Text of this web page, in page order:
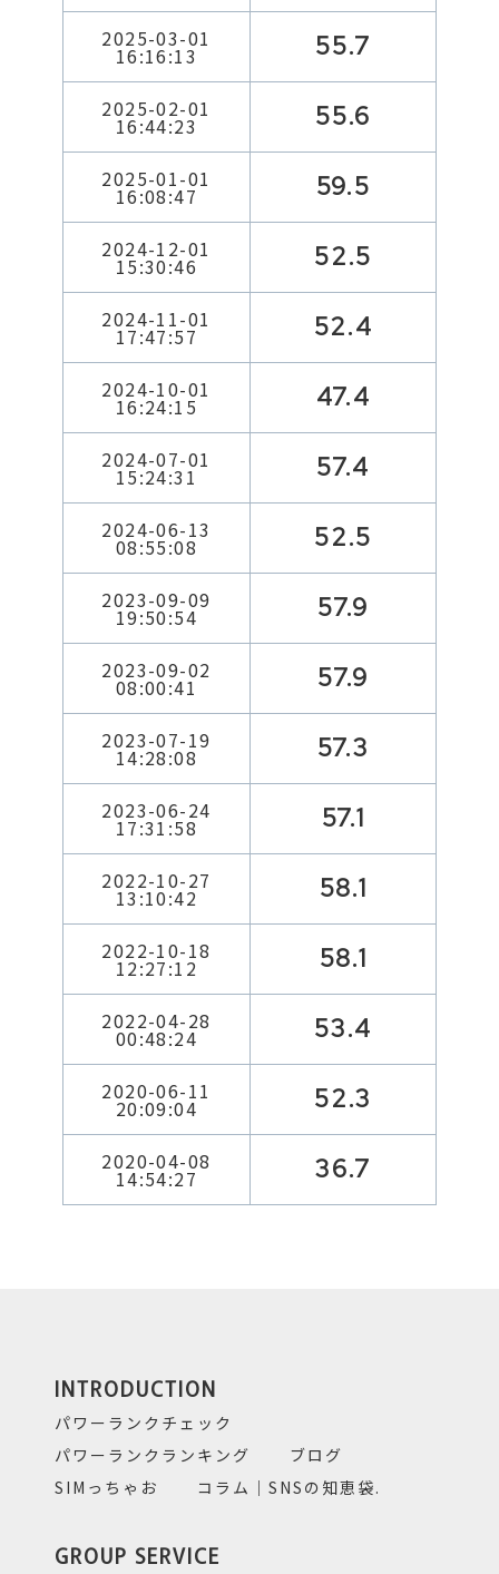
2025-03-01
16:16:13 55.7
2025-02-01
16:44:23 55.6
2025-01-01
16:08:47 59.5
2024-12-01
15:30:46 52.5
2024-11-01
17:47:57 52.4
2024-10-01
16:24:15 47.4
2024-07-01
15:24:31 57.4
2024-06-13
08:55:08 52.5
2023-09-09
19:50:54 57.9
2023-09-02
08:00:41 57.9
2023-07-19
14:28:08 57.3
2023-06-24
17:31:58 57.1
2022-10-27
13:10:42 58.1
2022-10-18
12:27:12 58.1
2022-04-28
00:48:24 53.4
2020-06-11
20:09:04 52.3
2020-04-08
14:54:27 36.7
INTRODUCTION
パワーランクチェック
パワーランクランキング
ブログ
SIMっちゃお
コラム｜SNSの知恵袋.
GROUP SERVICE